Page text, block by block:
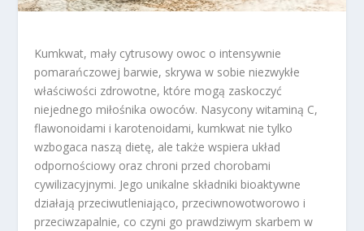
Kumkwat, mały cytrusowy owoc o intensywnie
pomarańczowej barwie, skrywa w sobie niezwykłe
właściwości zdrowotne, które mogą zaskoczyć
niejednego miłośnika owoców. Nasycony witaminą C,
flawonoidami i karotenoidami, kumkwat nie tylko
wzbogaca naszą dietę, ale także wspiera układ
odpornościowy oraz chroni przed chorobami
cywilizacyjnymi. Jego unikalne składniki bioaktywne
działają przeciwutleniająco, przeciwnowotworowo i
przeciwzapalnie, co czyni go prawdziwym skarbem w